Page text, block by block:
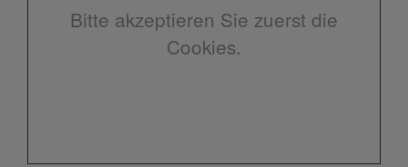
Bitte akzeptieren Sie zuerst die
Cookies.